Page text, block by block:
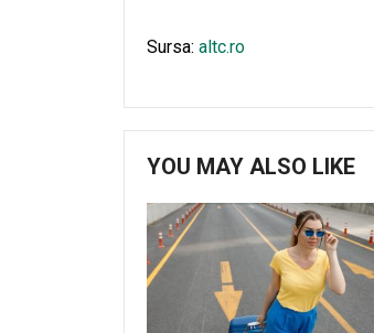
Sursa: altc.ro
YOU MAY ALSO LIKE